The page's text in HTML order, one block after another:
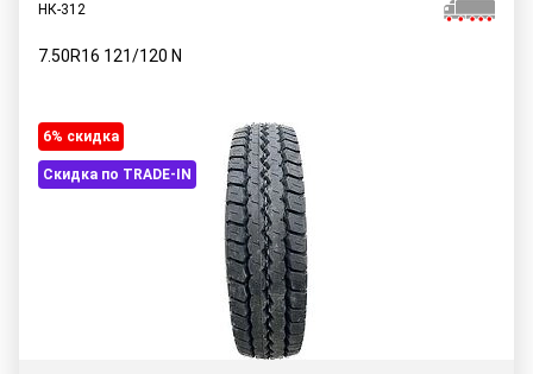
НК-312
7.50R16 121/120 N
6% cкидка
Скидка по TRADE-IN